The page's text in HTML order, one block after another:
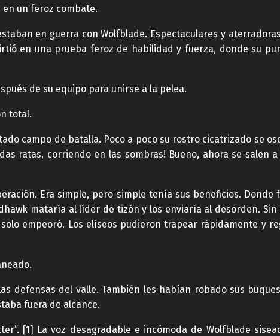
un feroz combate.
en guerra con Wolfblade. Espectaculares y
en una prueba feroz de habilidad y fuerza, donde su
de su equipo para unirse a la pelea.
total.
campo de batalla. Poco a poco su rostro cicatrizado se
ratas, corriendo en las sombras! Bueno, ahora se salen
Era simple, pero simple tenía sus beneficios. Donde
mataría al líder de tizón y los enviaría al desorden.
empeoró. Los elíseos pudieron trapear rápidamente y
defensas del valle. También les habían robado sus
fuera de alcance.
[1] La voz desagradable e incómoda de Wolfblade